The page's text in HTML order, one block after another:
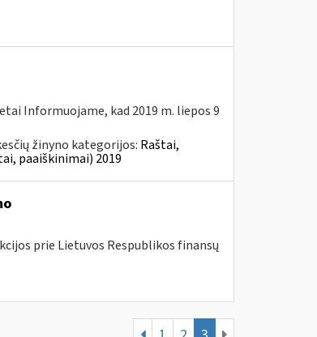
Informuojame, kad 2019 m. liepos 9
žinyno kategorijos: Raštai,
paaiškinimai) 2019
prie Lietuvos Respublikos finansų